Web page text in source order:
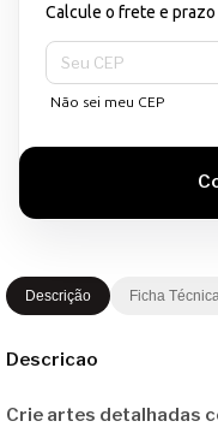
Calcule o frete e
Entregas para o CEP:
Não sei meu CEP
Descrição Ficha
Descricao
Crie artes detalhadas